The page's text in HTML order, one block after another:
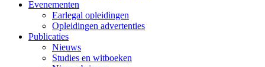
Evenementen
Earlegal opleidingen
Opleidingen advertenties
Publicaties
Nieuws
Studies en witboeken